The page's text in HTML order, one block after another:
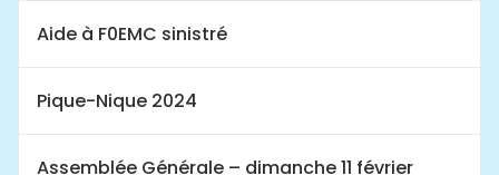
Aide à F0EMC sinistré
Pique-Nique 2024
Assemblée Générale – dimanche 11 février